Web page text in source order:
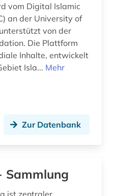
vom Digital Islamic
an der University of
von der
Die Plattform
Inhalte, entwickelt
Isla... Mehr
Zur Datenbank
Sammlung